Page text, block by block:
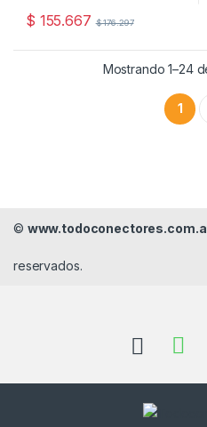
$ 155.667 $176.297
Mostrando 1–24
1
©
reservados.